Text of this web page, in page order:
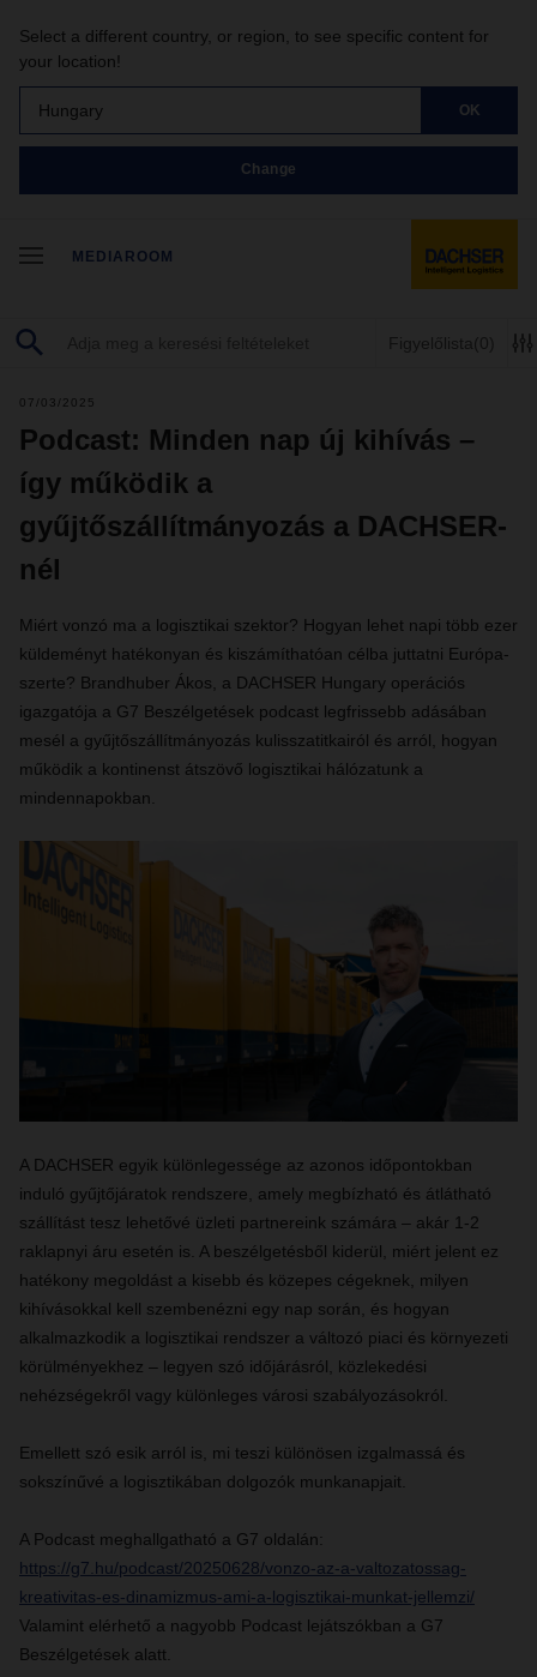
Select a different country, or region, to see specific content for
your location!
Hungary OK
Change
MEDIAROOM
Figyelőlista (0)
07/03/2025
Podcast: Minden nap új kihívás –
így működik a
gyűjtőszállítmányozás a DACHSER-
nél
Miért vonzó ma a logisztikai szektor? Hogyan lehet napi több ezer
küldeményt hatékonyan és kiszámíthatóan célba juttatni Európa-
szerte? Brandhuber Ákos, a DACHSER Hungary operációs
igazgatója a G7 Beszélgetések podcast legfrissebb adásában
mesél a gyűjtőszállítmányozás kulisszatitkairól és arról, hogyan
működik a kontinenst átszövő logisztikai hálózatunk a
mindennapokban.
A DACHSER egyik különlegessége az azonos időpontokban
induló gyűjtőjáratok rendszere, amely megbízható és átlátható
szállítást tesz lehetővé üzleti partnereink számára – akár 1-2
raklapnyi áru esetén is. A beszélgetésből kiderül, miért jelent ez
hatékony megoldást a kisebb és közepes cégeknek, milyen
kihívásokkal kell szembenézni egy nap során, és hogyan
alkalmazkodik a logisztikai rendszer a változó piaci és környezeti
körülményekhez – legyen szó időjárásról, közlekedési
nehézségekről vagy különleges városi szabályozásokról.
Emellett szó esik arról is, mi teszi különösen izgalmassá és
sokszínűvé a logisztikában dolgozók munkanapjait.
A Podcast meghallgatható a G7 oldalán:
https://g7.hu/podcast/20250628/vonzo-az-a-valtozatossag-
kreativitas-es-dinamizmus-ami-a-logisztikai-munkat-jellemzi/
Valamint elérhető a nagyobb Podcast lejátszókban a G7
Beszélgetések alatt.